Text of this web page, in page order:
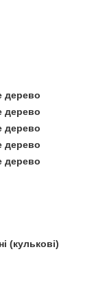
дерево
дерево
дерево
дерево
дерево
(кулькові)